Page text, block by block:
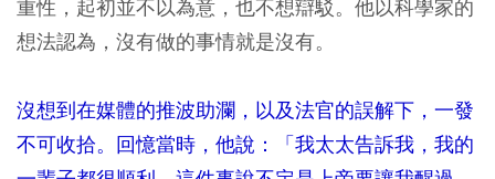
重性，起初並不以為意，也不想辯駁。他以科學家的
想法認為，沒有做的事情就是沒有。
沒想到在媒體的推波助瀾，以及法官的誤解下，一發
不可收拾。回憶當時，他說：「我太太告訴我，我的